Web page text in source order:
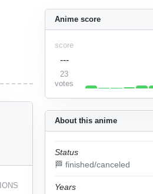
About this anime
Status
🏁 finished/canceled
Years
Anime score
score
---
23
votes